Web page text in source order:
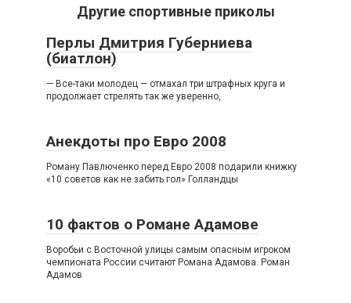
Другие спортивные приколы
Перлы Дмитрия Губерниева
(биатлон)
— Все-таки молодец — отмахал три штрафных круга и
продолжает стрелять так же уверенно,
Анекдоты про Евро 2008
Роману Павлюченко перед Евро 2008 подарили книжку
«10 советов как не забить гол» Голландцы
10 фактов о Романе Адамове
Воробьи с Восточной улицы самым опасным игроком
чемпионата России считают Романа Адамова. Роман
Адамов